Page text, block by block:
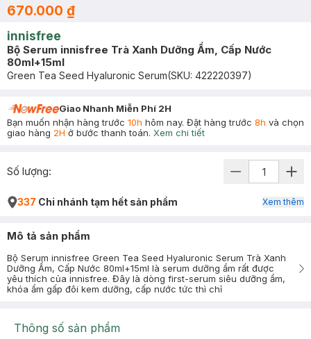
670.000 ₫
innisfree
Bộ Serum innisfree Trà Xanh Dưỡng Ẩm, Cấp Nước
80ml+15ml
Green Tea Seed Hyaluronic Serum(SKU: 422220397)
Giao Nhanh Miễn Phí 2H
Bạn muốn nhận hàng trước 10h hôm nay. Đặt hàng trước 8h và chọn
giao hàng 2H ở bước thanh toán. Xem chi tiết
Số lượng:
337 Chi nhánh tạm hết sản phẩm Xem thêm
Mô tả sản phẩm
Bộ Serum innisfree Green Tea Seed Hyaluronic Serum Trà Xanh
Dưỡng Ẩm, Cấp Nước 80ml+15ml là serum dưỡng ẩm rất được
yêu thích của innisfree. Đây là dòng first-serum siêu dưỡng ẩm,
khóa ẩm gấp đôi kem dưỡng, cấp nước tức thì chỉ
Thông số sản phẩm